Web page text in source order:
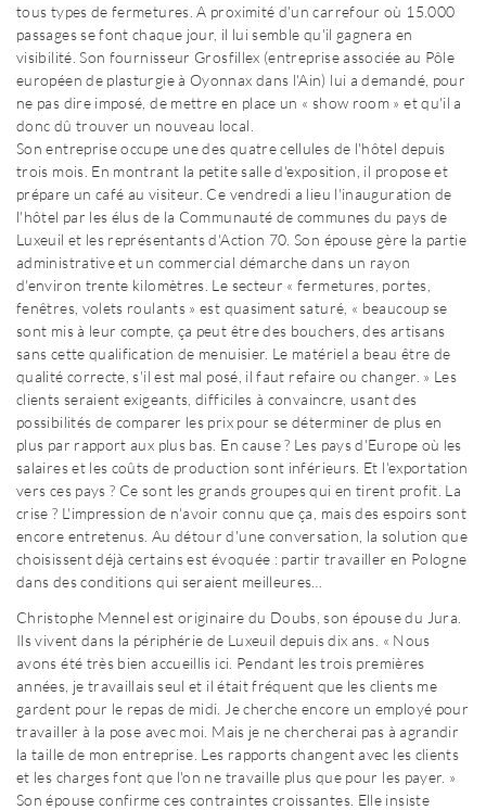
tous types de fermetures. A proximité d'un carrefour où 15.000
passages se font chaque jour, il lui semble qu'il gagnera en
visibilité. Son fournisseur Grosfillex (entreprise associée au Pôle
européen de plasturgie à Oyonnax dans l'Ain) lui a demandé, pour
ne pas dire imposé, de mettre en place un « show room » et qu'il a
donc dû trouver un nouveau local.
Son entreprise occupe une des quatre cellules de l'hôtel depuis
trois mois. En montrant la petite salle d'exposition, il propose et
prépare un café au visiteur. Ce vendredi a lieu l'inauguration de
l'hôtel par les élus de la Communauté de communes du pays de
Luxeuil et les représentants d'Action 70. Son épouse gère la partie
administrative et un commercial démarche dans un rayon
d'environ trente kilomètres. Le secteur « fermetures, portes,
fenêtres, volets roulants » est quasiment saturé, « beaucoup se
sont mis à leur compte, ça peut être des bouchers, des artisans
sans cette qualification de menuisier. Le matériel a beau être de
qualité correcte, s'il est mal posé, il faut refaire ou changer. » Les
clients seraient exigeants, difficiles à convaincre, usant des
possibilités de comparer les prix pour se déterminer de plus en
plus par rapport aux plus bas. En cause ? Les pays d'Europe où les
salaires et les coûts de production sont inférieurs. Et l'exportation
vers ces pays ? Ce sont les grands groupes qui en tirent profit. La
crise ? L'impression de n'avoir connu que ça, mais des espoirs sont
encore entretenus. Au détour d'une conversation, la solution que
choisissent déjà certains est évoquée : partir travailler en Pologne
dans des conditions qui seraient meilleures…
Christophe Mennel est originaire du Doubs, son épouse du Jura.
Ils vivent dans la périphérie de Luxeuil depuis dix ans. « Nous
avons été très bien accueillis ici. Pendant les trois premières
années, je travaillais seul et il était fréquent que les clients me
gardent pour le repas de midi. Je cherche encore un employé pour
travailler à la pose avec moi. Mais je ne chercherai pas à agrandir
la taille de mon entreprise. Les rapports changent avec les clients
et les charges font que l'on ne travaille plus que pour les payer. »
Son épouse confirme ces contraintes croissantes. Elle insiste